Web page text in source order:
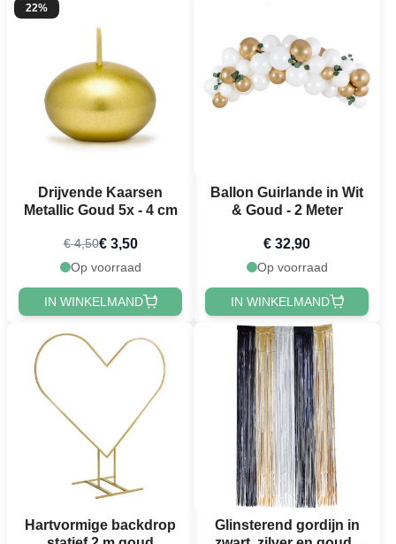
22%
Drijvende Kaarsen
Metallic Goud 5x - 4 cm
€ 4,50€ 3,50
Op voorraad
IN WINKELMAND
Ballon Guirlande in Wit
& Goud - 2 Meter
€ 32,90
Op voorraad
IN WINKELMAND
Hartvormige backdrop
Glinsterend gordijn in